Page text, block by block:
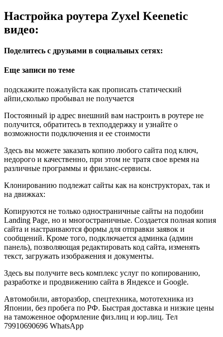
Настройка роутера Zyxel Keenetic
видео:
Поделитесь с друзьями в социальных сетях:
Еще записи по теме
подскажите пожалуйста как прописать статический
айпи,сколько пробывал не получается
Постоянный ip адрес внешний вам настроить в роутере не
получится, обратитесь в техподдержку и узнайте о
возможности подключения и ее стоимости
Здесь вы можете заказать копию любого сайта под ключ,
недорого и качественно, при этом не тратя свое время на
различные программы и фриланс-сервисы.
Клонированию подлежат сайты как на конструкторах, так и
на движках:
Копируются не только одностраничные сайты на подобии
Landing Page, но и многостраничные. Создается полная копия
сайта и настраиваются формы для отправки заявок и
сообщений. Кроме того, подключается админка (админ
панель), позволяющая редактировать код сайта, изменять
текст, загружать изображения и документы.
Здесь вы получите весь комплекс услуг по копированию,
разработке и продвижению сайта в Яндексе и Google.
Автомобили, авторазбор, спецтехника, мототехника из
Японии, без пробега по РФ. Быстрая доставка и низкие цены
на таможенное оформление физ.лиц и юр.лиц. Тел
79910690696 WhatsApp